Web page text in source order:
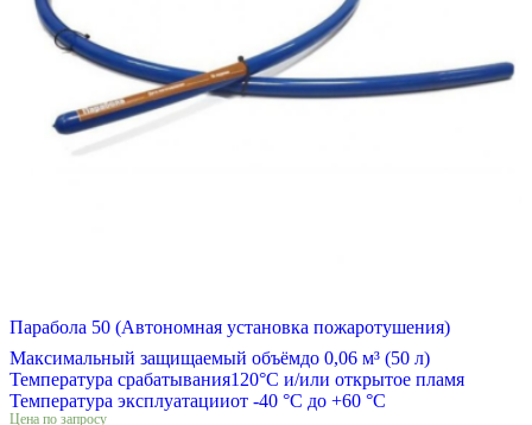
Парабола 50 (Автономная установка пожаротушения)
Максимальный защищаемый объёмдо 0,06 м³ (50 л)
Температура срабатывания120°С и/или открытое пламя
Температура эксплуатацииот -40 °C до +60 °C
Цена по запросу